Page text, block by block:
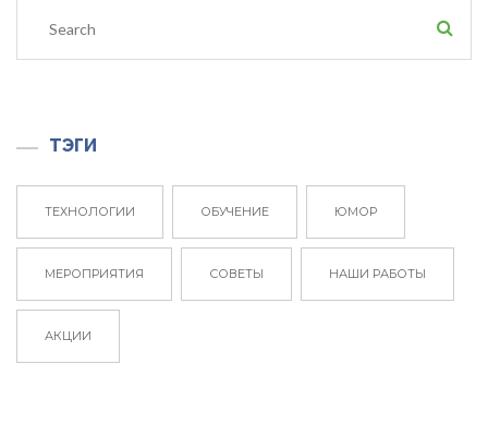
ТЭГИ
ТЕХНОЛОГИИ ОБУЧЕНИЕ ЮМОР
МЕРОПРИЯТИЯ СОВЕТЫ НАШИ РАБОТЫ
АКЦИИ